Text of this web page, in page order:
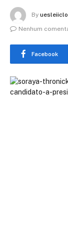
By
Nenhum
Facebook